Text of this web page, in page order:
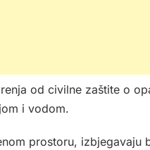
od civilne zaštite o
i vodom.
prostoru,